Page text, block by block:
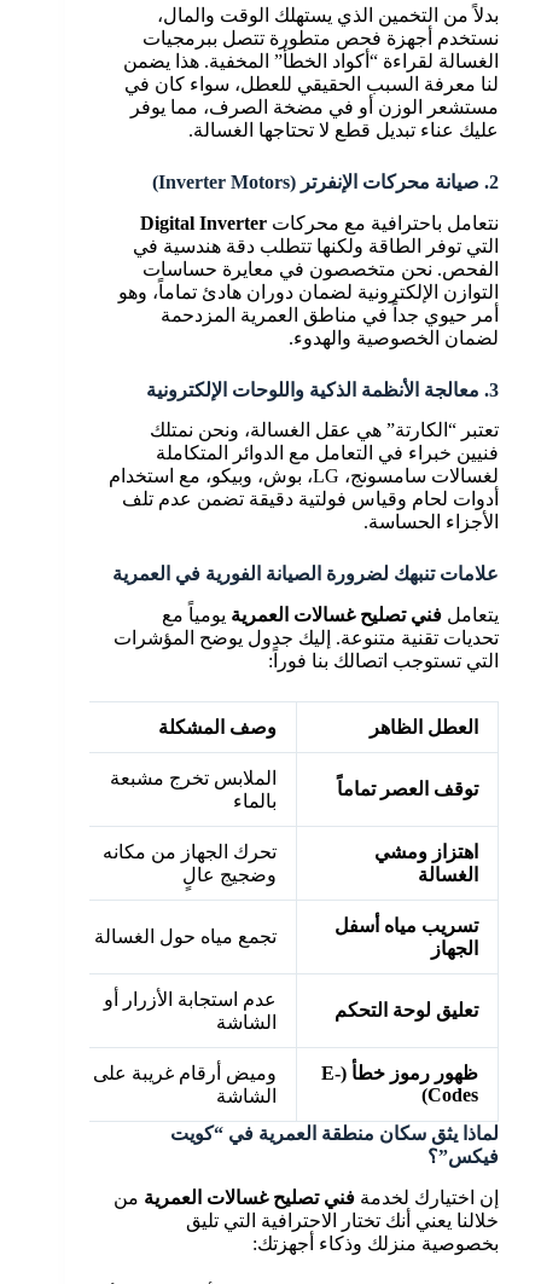
بدلاً من التخمين الذي يستهلك الوقت والمال،
نستخدم أجهزة فحص متطورة تتصل ببرمجيات
الغسالة لقراءة “أكواد الخطأ” المخفية. هذا يضمن
لنا معرفة السبب الحقيقي للعطل، سواء كان في
مستشعر الوزن أو في مضخة الصرف، مما يوفر
عليك عناء تبديل قطع لا تحتاجها الغسالة.
2. صيانة محركات الإنفرتر (Inverter Motors)
نتعامل باحترافية مع محركات Digital Inverter
التي توفر الطاقة ولكنها تتطلب دقة هندسية في
الفحص. نحن متخصصون في معايرة حساسات
التوازن الإلكترونية لضمان دوران هادئ تماماً، وهو
أمر حيوي جداً في مناطق العمرية المزدحمة
لضمان الخصوصية والهدوء.
3. معالجة الأنظمة الذكية واللوحات الإلكترونية
تعتبر “الكارتة” هي عقل الغسالة، ونحن نمتلك
فنيين خبراء في التعامل مع الدوائر المتكاملة
لغسالات سامسونج، LG، بوش، وبيكو، مع استخدام
أدوات لحام وقياس فولتية دقيقة تضمن عدم تلف
الأجزاء الحساسة.
علامات تنبهك لضرورة الصيانة الفورية في العمرية
يتعامل فني تصليح غسالات العمرية يومياً مع
تحديات تقنية متنوعة. إليك جدول يوضح المؤشرات
التي تستوجب اتصالك بنا فوراً:
العطل الظاهر وصف المشكلة
توقف العصر تماماً
الملابس تخرج مشبعة
بالماء
اهتزاز ومشي
الغسالة
تحرك الجهاز من مكانه
وضجيج عالٍ
تسريب مياه أسفل
الجهاز
تجمع مياه حول الغسالة
تعليق لوحة التحكم
عدم استجابة الأزرار أو
الشاشة
ظهور رموز خطأ (E-
Codes)
وميض أرقام غريبة على
الشاشة
لماذا يثق سكان منطقة العمرية في “كويت
فيكس”؟
إن اختيارك لخدمة فني تصليح غسالات العمرية من
خلالنا يعني أنك تختار الاحترافية التي تليق
بخصوصية منزلك وذكاء أجهزتك: